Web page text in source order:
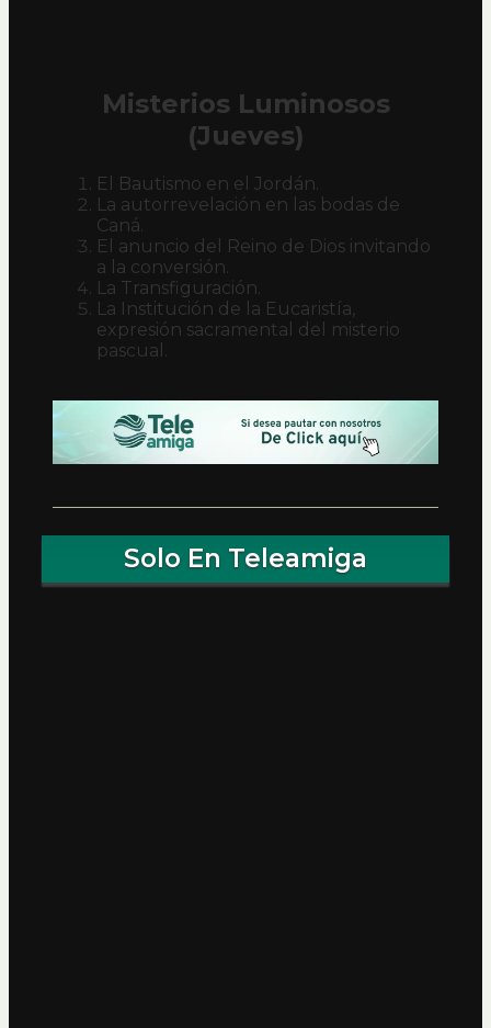
Misterios Luminosos
(Jueves)
El Bautismo en el Jordán.
La autorrevelación en las bodas de
Caná.
El anuncio del Reino de Dios invitando
a la conversión.
La Transfiguración.
La Institución de la Eucaristía,
expresión sacramental del misterio
pascual.
Solo En Teleamiga